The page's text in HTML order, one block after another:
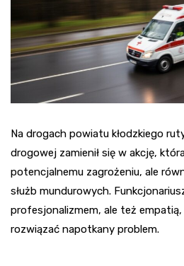
Na drogach powiatu kłodzkiego
drogowej zamienił się w akcję,
potencjalnemu zagrożeniu, ale
służb mundurowych.
profesjonalizmem, ale też
rozwiązać napotkany problem.